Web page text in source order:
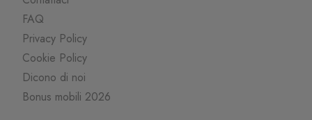
FAQ
Privacy Policy
Cookie Policy
Dicono di noi
Bonus mobili 2026